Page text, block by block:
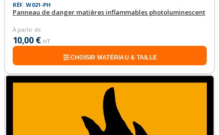
RÉF. W021-PH
Panneau de danger matières inflammables photoluminescent
À partir de
10,00 € HT
CHOISIR MATÉRIAU & TAILLE